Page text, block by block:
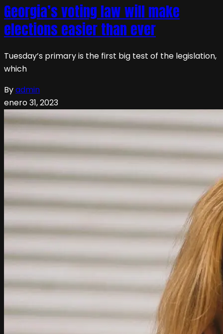
Georgia’s voting law will make
elections easier than ever
Tuesday’s primary is the first big test of the legislation,
which
Byadmin
enero 31, 2023